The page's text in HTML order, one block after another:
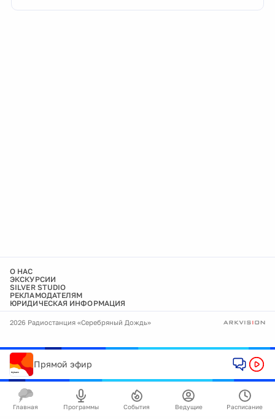
О НАС
ЭКСКУРСИИ
SILVER STUDIO
РЕКЛАМОДАТЕЛЯМ
ЮРИДИЧЕСКАЯ ИНФОРМАЦИЯ
2026 Радиостанция «Серебряный Дождь»
Прямой эфир
Главная Программы События Ведущие Расписание